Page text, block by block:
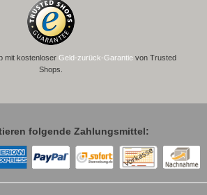
mit kostenloser Geld-zurück-Garantievon Trusted
Shops.
folgende Zahlungsmittel: